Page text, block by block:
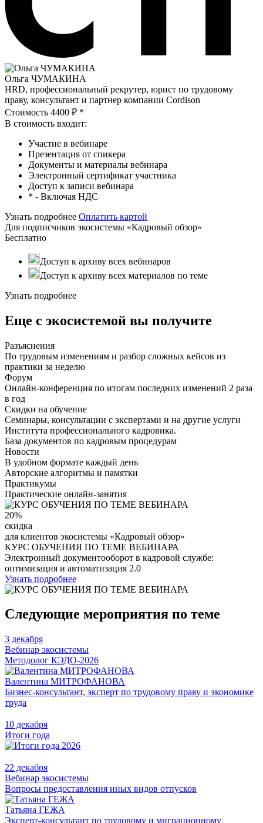
Ольга ЧУМАКИНА
HRD, профессиональный рекрутер, юрист по трудовому
праву, консультант и партнер компании Cordison
Стоимость 4400 ₽ *
В стоимость входит:
Участие в вебинаре
Презентация от спикера
Документы и материалы вебинара
Электронный сертификат участника
Доступ к записи вебинара
* - Включая НДС
Узнать подробнее Оплатить картой
Для подписчиков экосистемы «Кадровый обзор»
Бесплатно
Доступ к архиву всех вебинаров
Доступ к архиву всех материалов по теме
Узнать подробнее
Еще с экосистемой вы получите
Разъяснения
По трудовым изменениям и разбор сложных кейсов из
практики за неделю
Форум
Онлайн-конференция по итогам последних изменений 2 раза
в год
Скидки на обучение
Семинары, консультации с экспертами и на другие услуги
Института профессионального кадровика.
База документов по кадровым процедурам
Новости
В удобном формате каждый день
Авторские алгоритмы и памятки
Практикумы
Практические онлайн-занятия
20%
скидка
для клиентов экосистемы «Кадровый обзор»
КУРС ОБУЧЕНИЯ ПО ТЕМЕ ВЕБИНАРА
Электронный документооборот в кадровой службе:
оптимизация и автоматизация 2.0
Узнать подробнее
Следующие мероприятия по теме
3 декабря
Вебинар экосистемы
Методолог КЭДО-2026
Валентина МИТРОФАНОВА
Бизнес-консультант, эксперт по трудовому праву и экономике
труда
10 декабря
Итоги года
22 декабря
Вебинар экосистемы
Вопросы предоставления иных видов отпусков
Татьяна ГЕЖА
Эксперт-консультант по трудовому и миграционному